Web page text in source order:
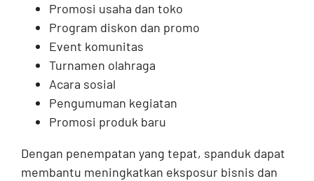
Promosi usaha dan toko
Program diskon dan promo
Event komunitas
Turnamen olahraga
Acara sosial
Pengumuman kegiatan
Promosi produk baru
Dengan penempatan yang tepat, spanduk dapat
membantu meningkatkan eksposur bisnis dan